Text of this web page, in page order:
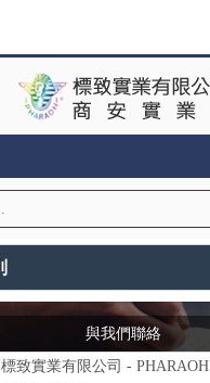
與我們聯絡
致實業有限公司 - PHARAOH